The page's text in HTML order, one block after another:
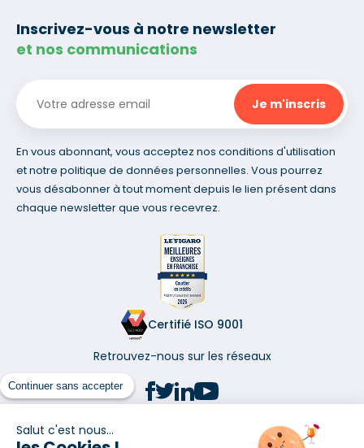
Continuer sans accepter
Salut c'est nous...
Inscrivez-vous à notre newsletter
et nos communications
En vous abonnant, vous acceptez nos conditions d'utilisation
et notre politique de données personnelles. Vous pourrez
vous désabonner à tout moment depuis le lien présent dans
chaque newsletter que vous recevrez.
Certifié ISO 9001
Retrouvez-nous sur les réseaux